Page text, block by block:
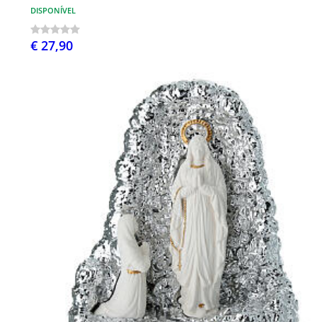
DISPONÍVEL
€ 27,90